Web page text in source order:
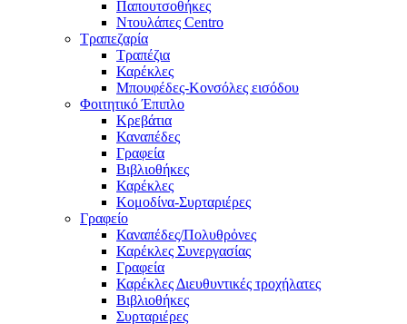
Παπουτσοθήκες
Ντουλάπες Centro
Τραπεζαρία
Τραπέζια
Καρέκλες
Μπουφέδες-Κονσόλες εισόδου
Φοιτητικό Έπιπλο
Κρεβάτια
Καναπέδες
Γραφεία
Βιβλιοθήκες
Καρέκλες
Κομοδίνα-Συρταριέρες
Γραφείο
Καναπέδες/Πολυθρὀνες
Καρέκλες Συνεργασίας
Γραφεία
Καρέκλες Διευθυντικές τροχήλατες
Βιβλιοθήκες
Συρταριέρες